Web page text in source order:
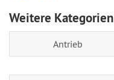
Weitere Kategorien
Antrieb